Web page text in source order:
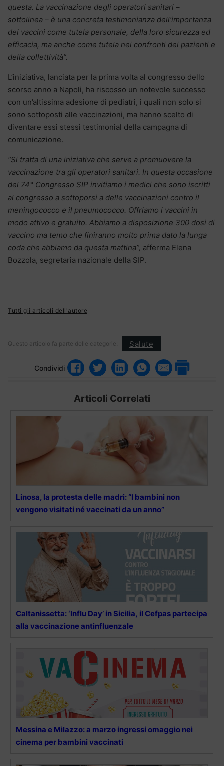
questa. La vaccinazione degli operatori sanitari –
sottolinea – è una concreta testimonianza dell’importanza
dei vaccini come tutela personale, della loro sicurezza ed
efficacia, ma anche come tutela nei confronti dei pazienti e
della collettività”.
L’iniziativa, lanciata per la prima volta al congresso dello
scorso anno a Napoli, ha riscosso un notevole successo
con un’altissima adesione di pediatri, i quali non solo si
sono sottoposti alle vaccinazioni, ma hanno scelto di
diventare essi stessi testimonial della campagna di
comunicazione.
“Si tratta di una iniziativa che serve a promuovere la
vaccinazione tra gli operatori sanitari. In questa occasione
del 74° Congresso SIP invitiamo i medici che sono iscritti
al congresso a sottoporsi a delle vaccinazioni contro il
meningococco e il pneumococco. Offriamo i vaccini in
modo attivo e gratuito. Abbiamo a disposizione 300 dosi di
vaccino ma temo che finiranno molto prima dato la lunga
coda che abbiamo da questa mattina”, afferma Elena
Bozzola, segretaria nazionale della SIP.
Tutti gli articoli dell'autore
Questo articolo fa parte delle categorie: Salute
Condividi
Articoli Correlati
Linosa, la protesta delle madri: “I bambini non
vengono visitati né vaccinati da un anno”
Caltanissetta: ‘Influ Day’ in Sicilia, il Cefpas partecipa
alla vaccinazione antinfluenzale
Messina e Milazzo: a marzo ingressi omaggio nei
cinema per bambini vaccinati